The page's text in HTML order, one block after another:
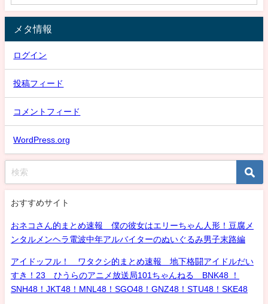
メタ情報
ログイン
投稿フィード
コメントフィード
WordPress.org
おすすめサイト
おネコさん的まとめ速報 僕の彼女はエリーちゃん人形！豆腐メ
ンタルメンヘラ電波中年アルバイターのぬいぐるみ男子末路編
アイドッフル！ ワタクシ的まとめ速報 地下格闘アイドルだい
すき！23 ひうらのアニメ放送局101ちゃんねる BNK48 ！
SNH48！JKT48！MNL48！SGO48！GNZ48！STU48！SKE48